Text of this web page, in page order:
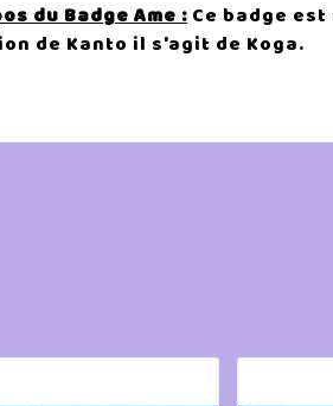
du Badge Ame :Ce badge
de Kanto il s'agit de Koga.